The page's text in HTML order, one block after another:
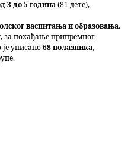
3 до 5 година(81 дете),
васпитања и образовања.
за похађање припремног
уписано68 полазника,